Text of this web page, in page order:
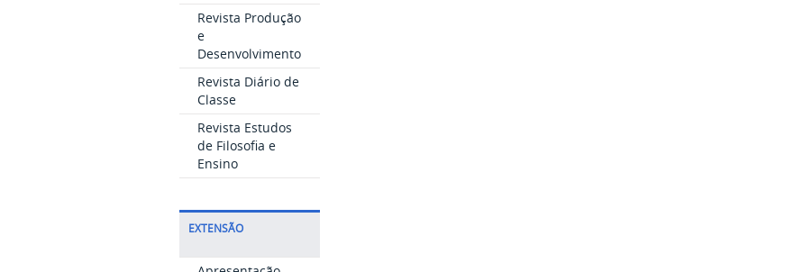
Revista Produção
e
Desenvolvimento
Revista Diário de
Classe
Revista Estudos
de Filosofia e
Ensino
EXTENSÃO